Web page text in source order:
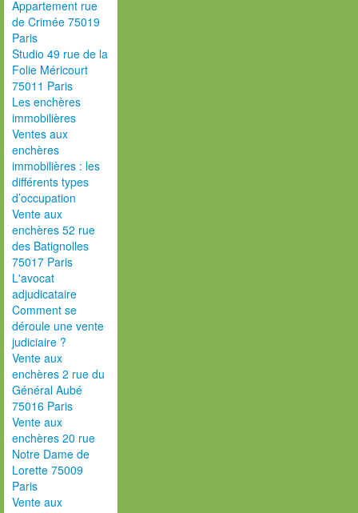
Appartement rue
de Crimée 75019
Paris
Studio 49 rue de la
Folie Méricourt
75011 Paris
Les enchères
immobilières
Ventes aux
enchères
immobilières : les
différents types
d’occupation
Vente aux
enchères 52 rue
des Batignolles
75017 Paris
L'avocat
adjudicataire
Comment se
déroule une vente
judiciaire ?
Vente aux
enchères 2 rue du
Général Aubé
75016 Paris
Vente aux
enchères 20 rue
Notre Dame de
Lorette 75009
Paris
Vente aux